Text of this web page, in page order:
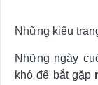
Những kiểu
Những ngày
khó để bắt gặp